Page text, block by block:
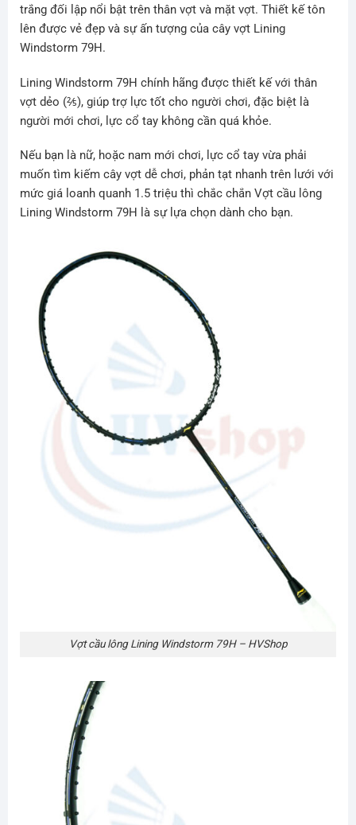
trắng đối lập nổi bật trên thân vợt và mặt vợt. Thiết kế tôn
lên được vẻ đẹp và sự ấn tượng của cây vợt Lining
Windstorm 79H.
Lining Windstorm 79H chính hãng được thiết kế với thân
vợt dẻo (⅖), giúp trợ lực tốt cho người chơi, đặc biệt là
người mới chơi, lực cổ tay không cần quá khỏe.
Nếu bạn là nữ, hoặc nam mới chơi, lực cổ tay vừa phải
muốn tìm kiếm cây vợt dễ chơi, phản tạt nhanh trên lưới với
mức giá loanh quanh 1.5 triệu thì chắc chắn Vợt cầu lông
Lining Windstorm 79H là sự lựa chọn dành cho bạn.
Vợt cầu lông Lining Windstorm 79H – HVShop